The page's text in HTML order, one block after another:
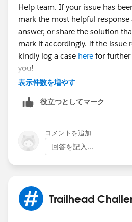
Help team. If your issue has
mark the most helpful response
answer, or share the solution
mark it accordingly. If the issue
kindly log a case here for further
you!
表示件数を増やす
役立つとしてマーク
コメントを追加
回答を記入...
Trailhead